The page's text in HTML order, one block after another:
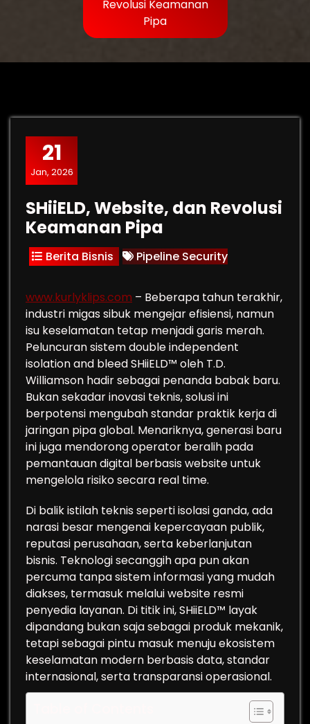
Revolusi Keamanan
Pipa
21
Jan, 2026
SHiiELD, Website, dan Revolusi
Keamanan Pipa
Berita Bisnis Pipeline Security
www.kurlyklips.com – Beberapa tahun terakhir,
industri migas sibuk mengejar efisiensi, namun
isu keselamatan tetap menjadi garis merah.
Peluncuran sistem double independent
isolation and bleed SHiiELD™ oleh T.D.
Williamson hadir sebagai penanda babak baru.
Bukan sekadar inovasi teknis, solusi ini
berpotensi mengubah standar praktik kerja di
jaringan pipa global. Menariknya, generasi baru
ini juga mendorong operator beralih pada
pemantauan digital berbasis website untuk
mengelola risiko secara real time.
Di balik istilah teknis seperti isolasi ganda, ada
narasi besar mengenai kepercayaan publik,
reputasi perusahaan, serta keberlanjutan
bisnis. Teknologi secanggih apa pun akan
percuma tanpa sistem informasi yang mudah
diakses, termasuk melalui website resmi
penyedia layanan. Di titik ini, SHiiELD™ layak
dipandang bukan saja sebagai produk mekanik,
tetapi sebagai pintu masuk menuju ekosistem
keselamatan modern berbasis data, standar
internasional, serta transparansi operasional.